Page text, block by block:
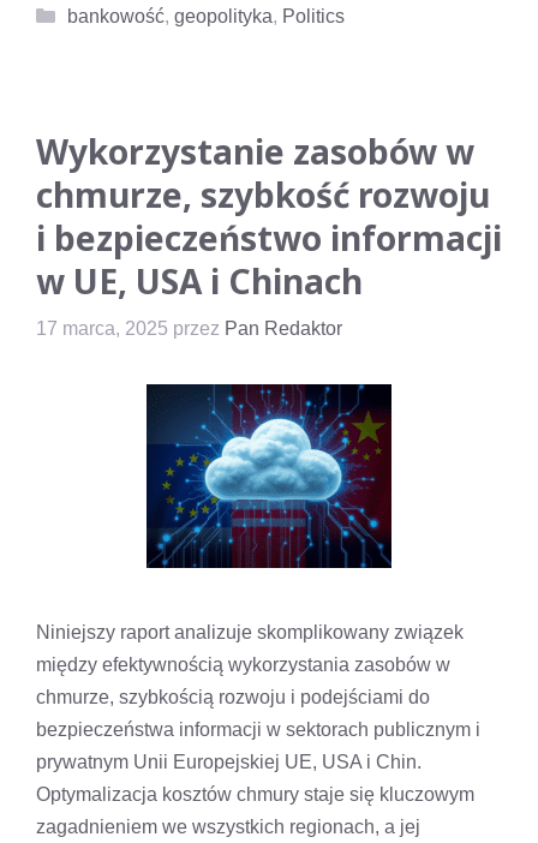
Kategorie
bankowość, geopolityka, Politics
Wykorzystanie zasobów w
chmurze, szybkość rozwoju
i bezpieczeństwo informacji
w UE, USA i Chinach
17 marca, 2025 przez Pan Redaktor
Niniejszy raport analizuje skomplikowany związek
między efektywnością wykorzystania zasobów w
chmurze, szybkością rozwoju i podejściami do
bezpieczeństwa informacji w sektorach publicznym i
prywatnym Unii Europejskiej UE, USA i Chin.
Optymalizacja kosztów chmury staje się kluczowym
zagadnieniem we wszystkich regionach, a jej